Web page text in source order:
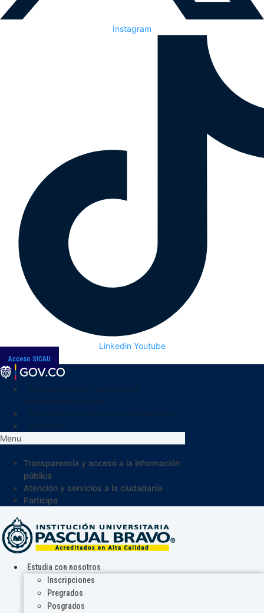
Instagram
Linkedin Youtube
Acceso SICAU
Menu
Transparencia y acceso a la información
pública
Atención y servicios a la ciudadanía
Participa
Estudia con nosotros
Inscripciones
Pregrados
Posgrados